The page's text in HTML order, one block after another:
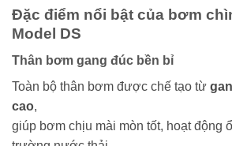
Đặc điểm nổi bật của bơm
Model DS
Thân bơm gang đúc bền bỉ
Toàn bộ thân bơm được chế tạo từ
cao,
giúp bơm chịu mài mòn tốt, hoạt động